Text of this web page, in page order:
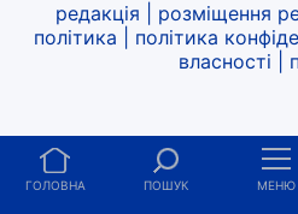
редакція розміщення
політика
політика
власності
ГОЛОВНА ПОШУК МЕНЮ